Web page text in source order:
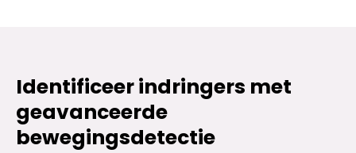
Identificeer indringers met
geavanceerde
bewegingsdetectie